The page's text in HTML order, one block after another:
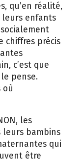
qu’en réalité,
leurs enfants
chiffres précis
c’est que
pense.
où
les
bambins
qui
être